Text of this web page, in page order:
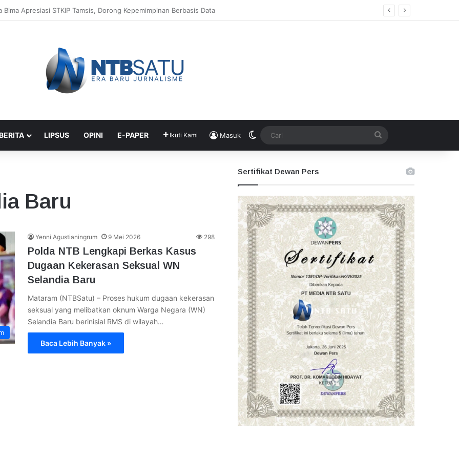
Kunci Utama Kepemimpinan Digital, Bukan Sekadar Teknologi
LIPSUS OPINI E-PAPER Ikuti Kami Masuk Switch skin
Baru
Yenni Agustianingrum 9 Mei 2026 298
Polda NTB Lengkapi Berkas Kasus
Dugaan Kekerasan Seksual WN
Selandia Baru
Mataram (NTBSatu) – Proses hukum dugaan kekerasan
seksual yang melibatkan oknum Warga Negara (WN)
Selandia Baru berinisial RMS di wilayah…
Baca Lebih Banyak »
Sertifikat Dewan Pers